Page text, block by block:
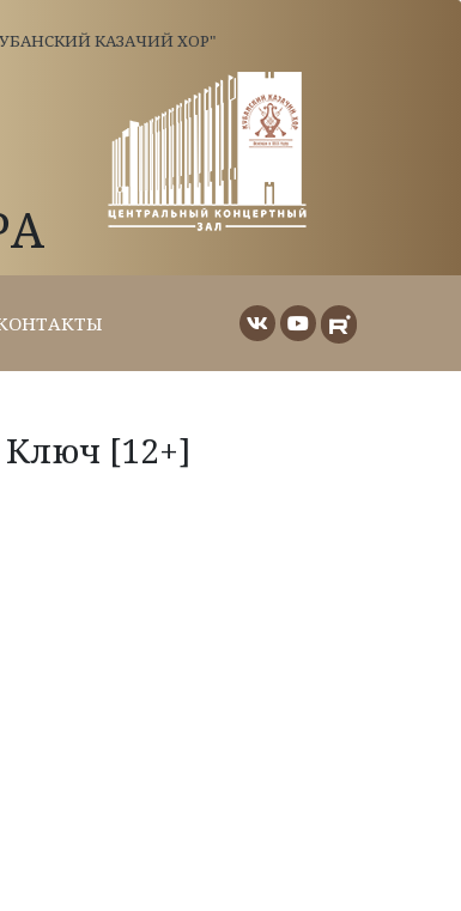
КАЗАЧИЙ ХОР"
Ключ [12+]